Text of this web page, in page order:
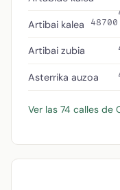
Artibai kalea 48700
Artibai zubia
Asterrika auzoa
Ver las 74 calles de